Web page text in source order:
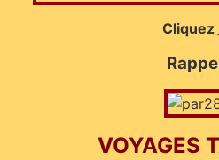
Cliquez
VOYAGES